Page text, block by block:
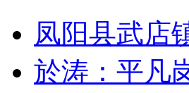
凤阳县武店
於涛：平凡